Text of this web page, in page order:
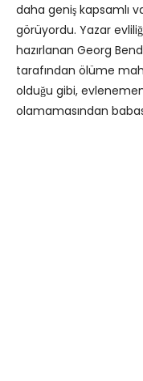
daha geniş kapsamlı
görüyordu. Yazar
hazırlanan Georg
tarafından ölüme
olduğu gibi,
olamamasından